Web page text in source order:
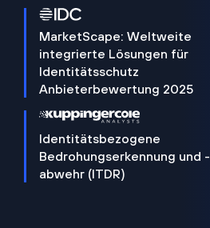
MarketScape: Weltweite
integrierte Lösungen für
Identitätsschutz
Anbieterbewertung 2025
Identitätsbezogene
Bedrohungserkennung und -
abwehr (ITDR)